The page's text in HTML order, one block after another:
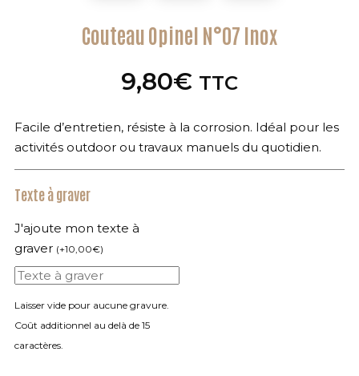
Couteau Opinel N°07 Inox
9,80€ TTC
Facile d’entretien, résiste à la corrosion. Idéal pour les
activités outdoor ou travaux manuels du quotidien.
Texte à graver
J'ajoute mon texte à
graver (+10,00€)
Laisser vide pour aucune gravure.
Coût additionnel au delà de 15
caractères.